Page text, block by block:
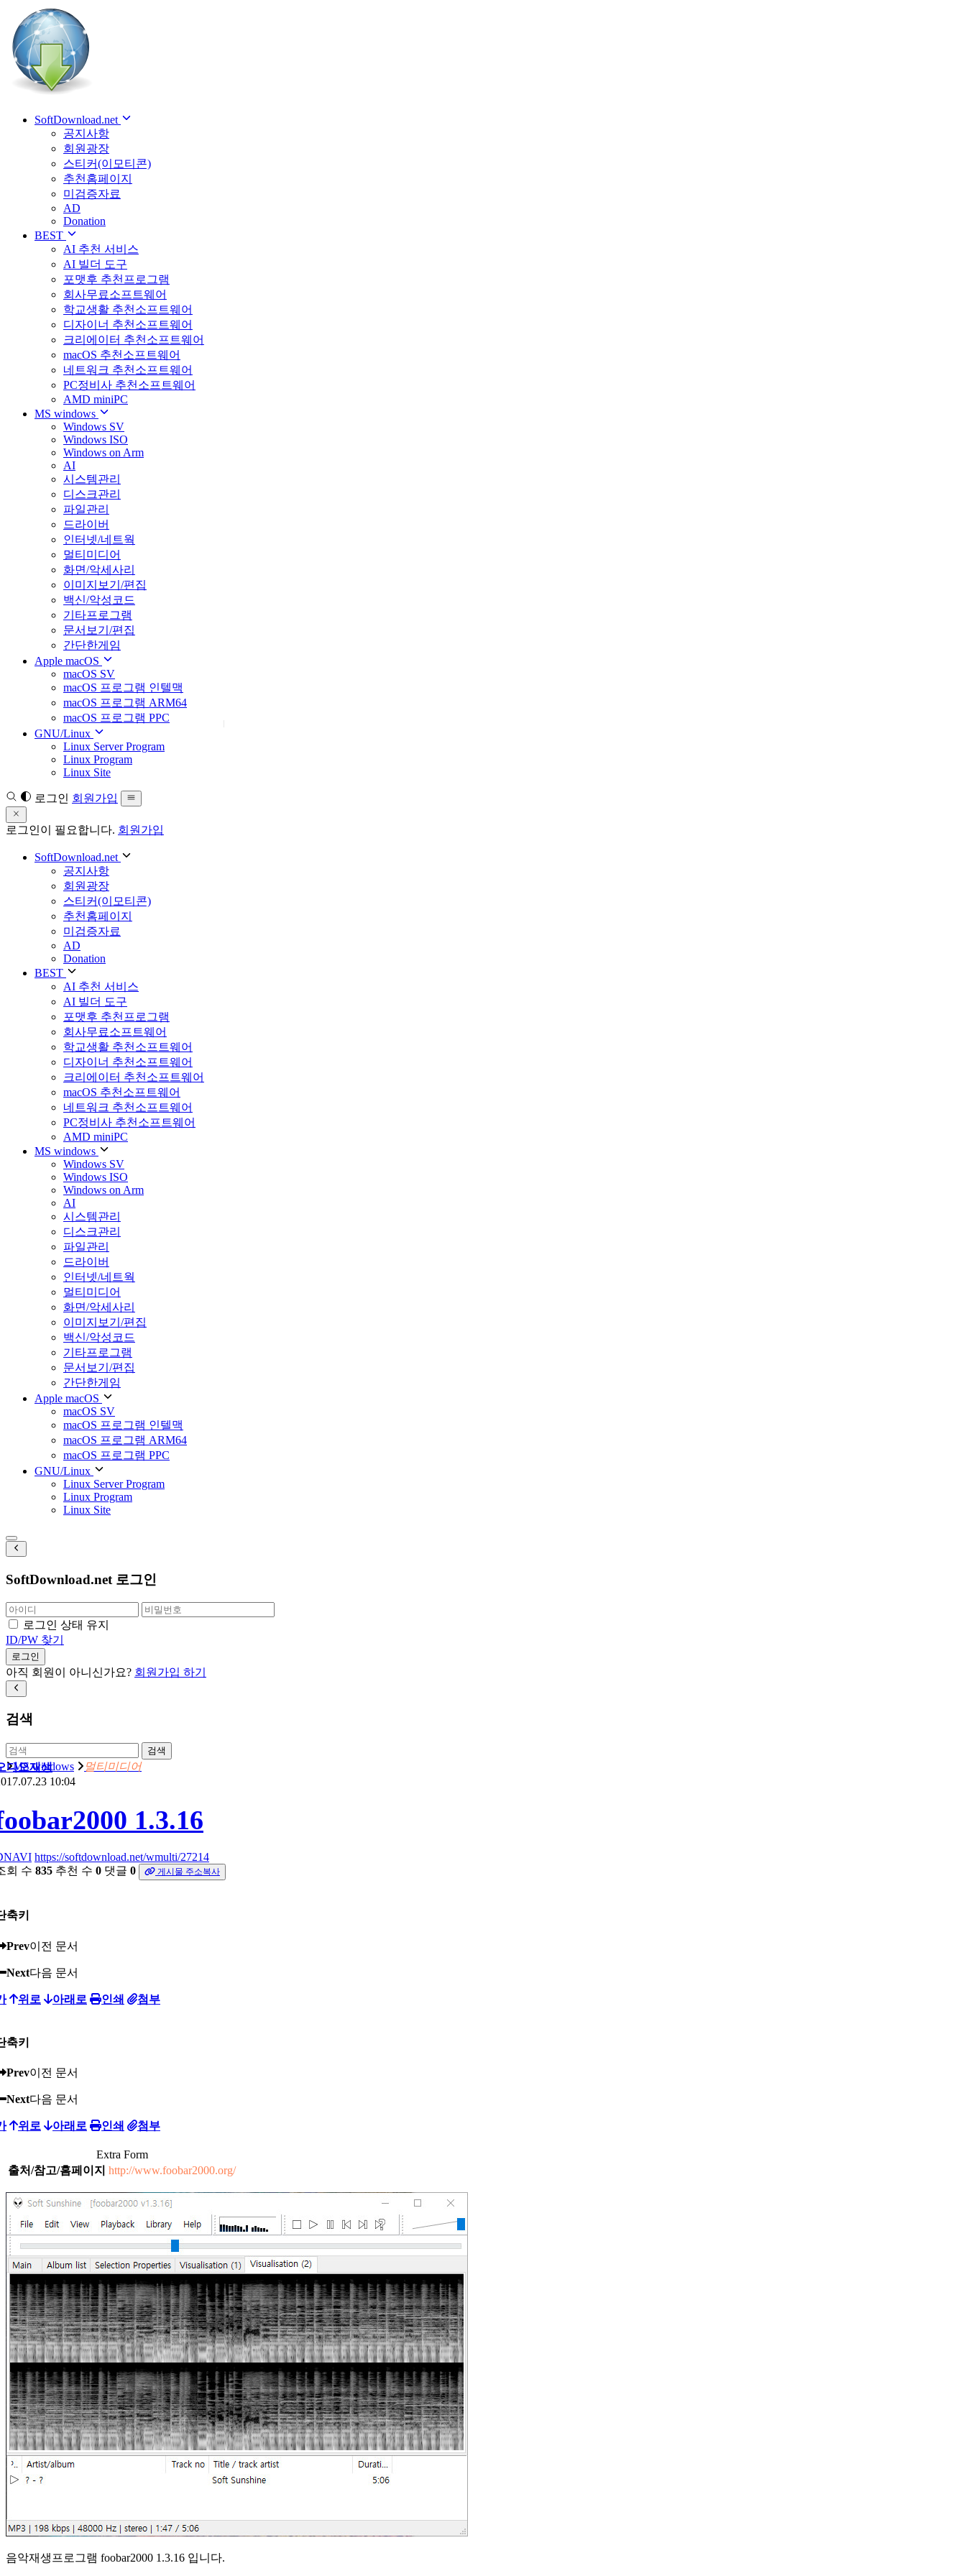
SoftDownload.net
공지사항
회원광장
스티커(이모티콘)
추천홈페이지
미검증자료
AD
Donation
BEST
AI 추천 서비스
AI 빌더 도구
포맷후 추천프로그램
회사무료소프트웨어
학교생활 추천소프트웨어
디자이너 추천소프트웨어
크리에이터 추천소프트웨어
macOS 추천소프트웨어
네트워크 추천소프트웨어
PC정비사 추천소프트웨어
AMD miniPC
MS windows
Windows SV
Windows ISO
Windows on Arm
AI
시스템관리
디스크관리
파일관리
드라이버
인터넷/네트웍
멀티미디어
화면/악세사리
이미지보기/편집
백신/악성코드
기타프로그램
문서보기/편집
간단한게임
Apple macOS
macOS SV
macOS 프로그램 인텔맥
macOS 프로그램 ARM64
macOS 프로그램 PPC
GNU/Linux
Linux Server Program
Linux Program
Linux Site
로그인 회원가입
로그인이 필요합니다. 회원가입
SoftDownload.net
공지사항
회원광장
스티커(이모티콘)
추천홈페이지
미검증자료
AD
Donation
BEST
AI 추천 서비스
AI 빌더 도구
포맷후 추천프로그램
회사무료소프트웨어
학교생활 추천소프트웨어
디자이너 추천소프트웨어
크리에이터 추천소프트웨어
macOS 추천소프트웨어
네트워크 추천소프트웨어
PC정비사 추천소프트웨어
AMD miniPC
MS windows
Windows SV
Windows ISO
Windows on Arm
AI
시스템관리
디스크관리
파일관리
드라이버
인터넷/네트웍
멀티미디어
화면/악세사리
이미지보기/편집
백신/악성코드
기타프로그램
문서보기/편집
간단한게임
Apple macOS
macOS SV
macOS 프로그램 인텔맥
macOS 프로그램 ARM64
macOS 프로그램 PPC
GNU/Linux
Linux Server Program
Linux Program
Linux Site
SoftDownload.net 로그인
로그인 상태 유지
ID/PW 찾기
로그인
아직 회원이 아니신가요? 회원가입 하기
검색
검색
MS windows 멀티미디어
디오재생
10:04
1.3.16
https://softdownload.net/wmulti/27214
회 수 835 추천 수 0 댓글 0 게시물 주소복사
축키
Prev이전 문서
Next다음 문서
위로 아래로 인쇄 첨부
축키
Prev이전 문서
Next다음 문서
위로 아래로 인쇄 첨부
Extra Form
출처/참고/홈페이지 http://www.foobar2000.org/
음악재생프로그램 foobar2000 1.3.16 입니다.